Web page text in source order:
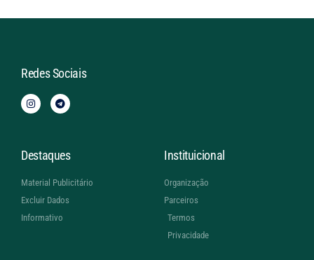
Redes Sociais
Destaques
Material Publicitário
Excluir Dados
Informativo
Instituicional
Organização
Parceiros
Termos
Privacidade